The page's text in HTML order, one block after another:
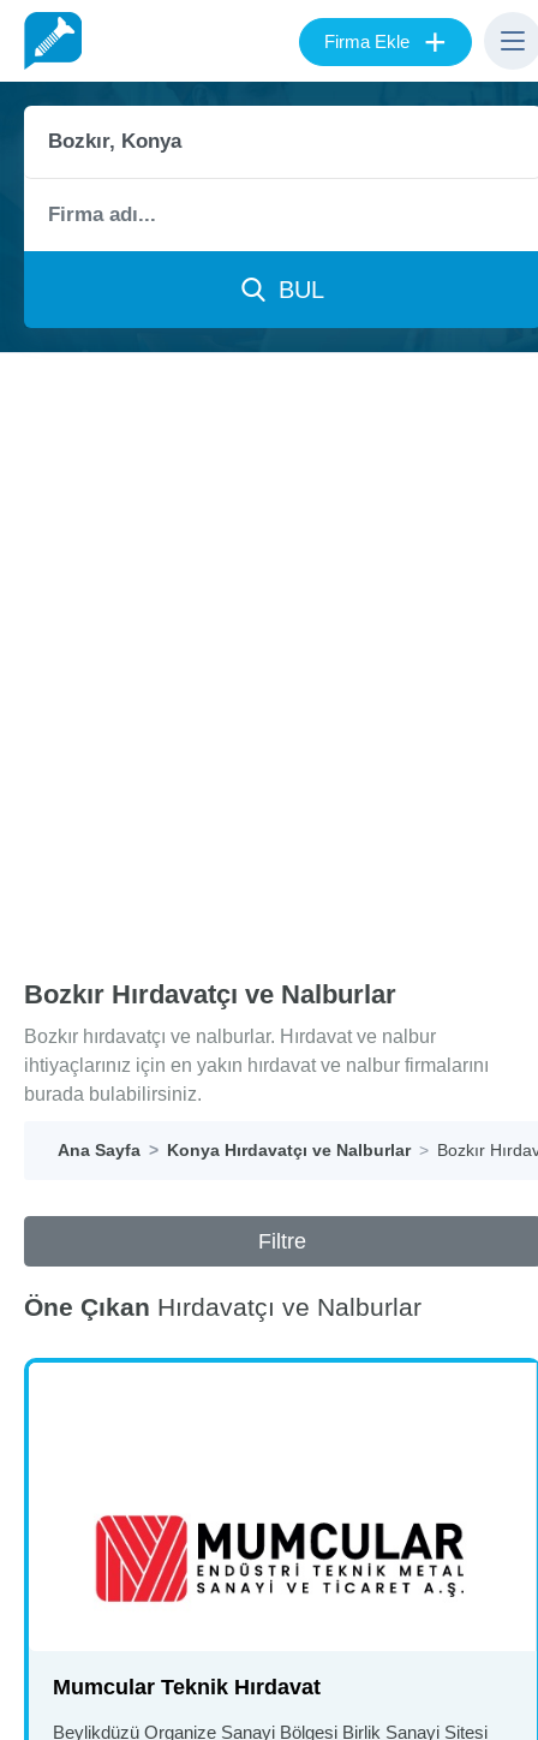
Firma Ekle +
BUL
Bozkır Hırdavatçı ve Nalburlar
Bozkır hırdavatçı ve nalburlar. Hırdavat ve nalbur
ihtiyaçlarınız için en yakın hırdavat ve nalbur firmalarını
burada bulabilirsiniz.
Ana Sayfa Konya Hırdavatçı ve Nalburlar Bozkır
Filtre
Öne Çıkan Hırdavatçı ve Nalburlar
Mumcular Teknik Hırdavat
Beylikdüzü Organize Sanayi Bölgesi Birlik Sanayi Sitesi